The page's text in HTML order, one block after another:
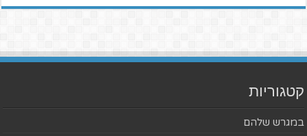
קטגוריות
במגרש שלהם